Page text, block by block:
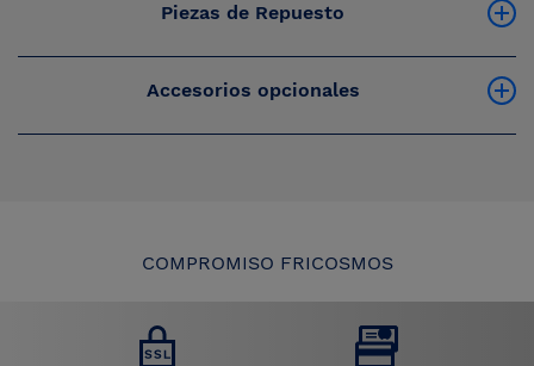
Piezas de Repuesto
Accesorios opcionales
COMPROMISO FRICOSMOS